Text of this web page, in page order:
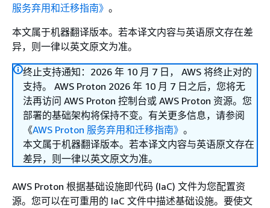
服务弃用和迁移指南》 。
本文属于机器翻译版本。若本译文内容与英语原文存在差
异，则一律以英文原文为准。
终止支持通知：2026 年 10 月 7 日， AWS 将终止对的
支持。 AWS Proton 2026 年 10 月 7 日之后，您将无
法再访问 AWS Proton 控制台或 AWS Proton 资源。您
部署的基础架构将保持不变。有关更多信息，请参阅
《AWS Proton 服务弃用和迁移指南》 。
本文属于机器翻译版本。若本译文内容与英语原文存在
差异，则一律以英文原文为准。
AWS Proton 根据基础设施即代码 (IaC) 文件为您配置资
源。您可以在可重用的 IaC 文件中描述基础设施。要使文